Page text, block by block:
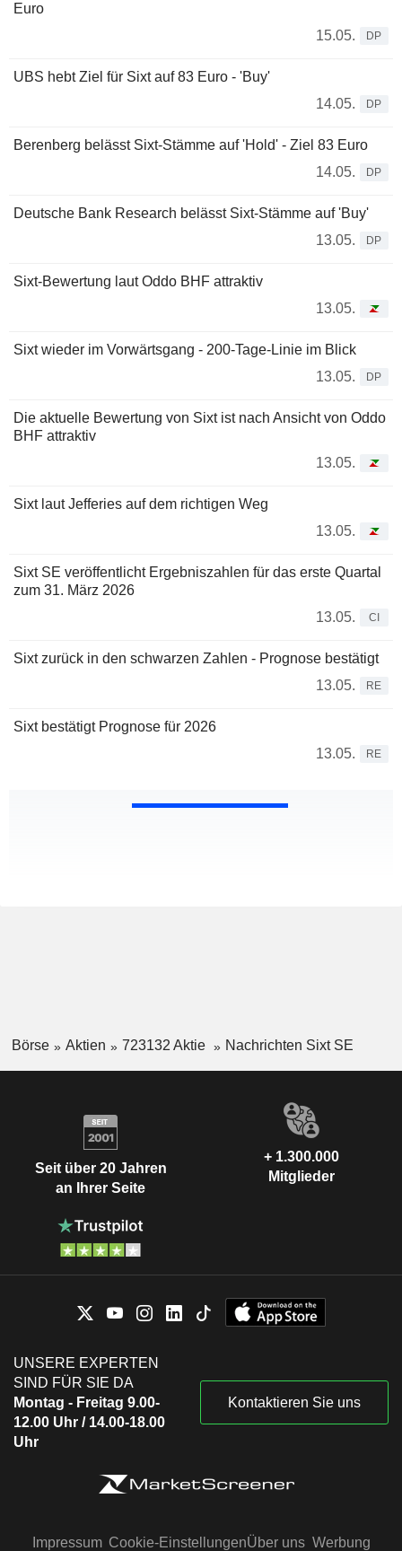
Euro
15.05.
DP
UBS hebt Ziel für Sixt auf 83 Euro - 'Buy'
14.05.
DP
Berenberg belässt Sixt-Stämme auf 'Hold' - Ziel 83 Euro
14.05.
DP
Deutsche Bank Research belässt Sixt-Stämme auf 'Buy'
13.05.
DP
Sixt-Bewertung laut Oddo BHF attraktiv
13.05.
Sixt wieder im Vorwärtsgang - 200-Tage-Linie im Blick
13.05.
DP
Die aktuelle Bewertung von Sixt ist nach Ansicht von Oddo
BHF attraktiv
13.05.
Sixt laut Jefferies auf dem richtigen Weg
13.05.
Sixt SE veröffentlicht Ergebniszahlen für das erste Quartal
zum 31. März 2026
13.05.
CI
Sixt zurück in den schwarzen Zahlen - Prognose bestätigt
13.05.
RE
Sixt bestätigt Prognose für 2026
13.05.
RE
Börse Aktien 723132 Aktie Nachrichten Sixt SE
Seit über 20 Jahren
an Ihrer Seite
+ 1.300.000
Mitglieder
UNSERE EXPERTEN
SIND FÜR SIE DA
Montag - Freitag 9.00-
12.00 Uhr / 14.00-18.00
Uhr
Kontaktieren Sie uns
Impressum Cookie-EinstellungenÜber uns Werbung